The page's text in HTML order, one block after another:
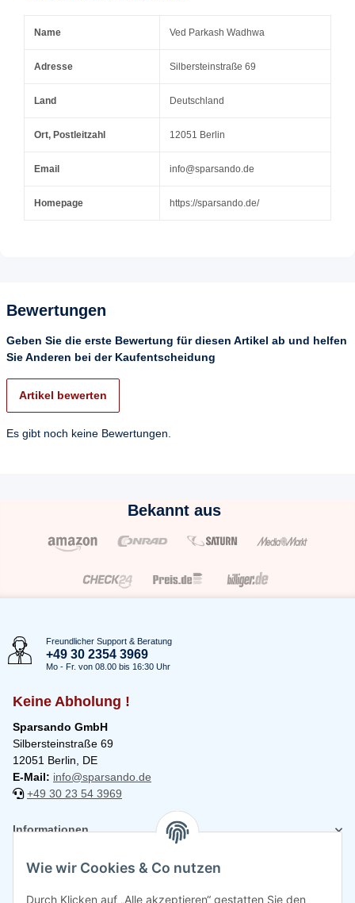
Name Ved Parkash Wadhwa
Adresse Silbersteinstraße 69
Land Deutschland
Ort, Postleitzahl 12051 Berlin
Email info@sparsando.de
Homepage https://sparsando.de/
Bewertungen
Geben Sie die erste Bewertung für diesen Artikel ab und helfen
Sie Anderen bei der Kaufentscheidung
Artikel bewerten
Es gibt noch keine Bewertungen.
Bekannt aus
Freundlicher Support & Beratung
+49 30 2354 3969
Mo - Fr. von 08.00 bis 16:30 Uhr
Keine Abholung !
Sparsando GmbH
Silbersteinstraße 69
12051 Berlin, DE
E-Mail: info@sparsando.de
+49 30 23 54 3969
Informationen
Rechtliches
Wie wir Cookies & Co nutzen
Durch Klicken auf „Alle akzeptieren“ gestatten Sie den